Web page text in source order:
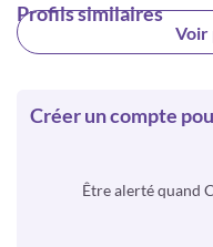
Profils similaires
Voir
Créer un compte
Être alerté quand